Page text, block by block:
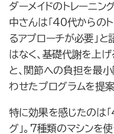
ダーメイドのトレーニン
中さんは「40代からの
るアプローチが必要」と
はなく、基礎代謝を上
と、関節への負担を最
わせたプログラムを提案
特に効果を感じたのは
グ」。7種類のマシンを